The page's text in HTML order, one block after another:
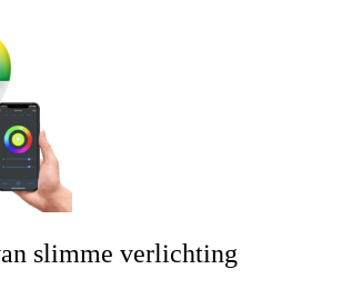
slimme verlichting